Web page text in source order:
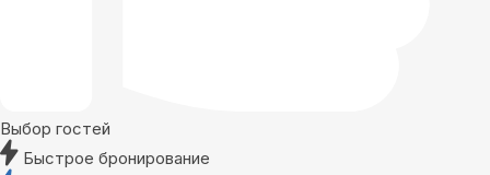
Выбор гостей
Быстрое бронирование